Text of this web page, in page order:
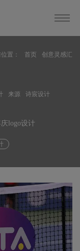
置： 首页
创意灵感汇
来源 诗宸设计
logo设计